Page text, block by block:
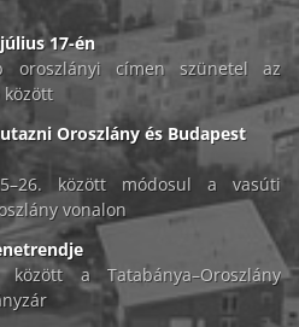
17-én
oroszlányi címen szünetel az
között
Oroszlány és Budapest
között módosul a vasúti
vonalon
a Tatabánya–Oroszlány